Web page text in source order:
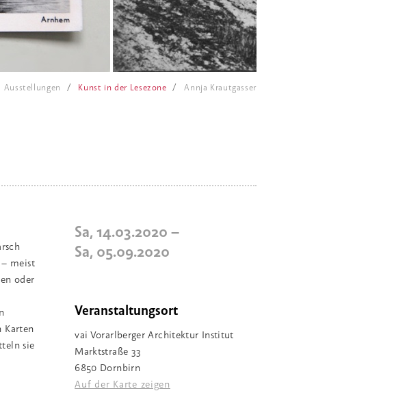
Ausstellungen Kunst in der Lesezone Annja Krautgasser
Sa, 14.03.2020 –
Sa, 05.09.2020
Veranstaltungsort
vai Vorarlberger Architektur Institut
Marktstraße 33
6850 Dornbirn
Auf der Karte zeigen
meist
oder
Karten
sie